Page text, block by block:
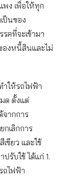
พง เพื่อให้ทุก
ป็นของ
คที่จะเข้ามา
องหนี้สินและไม่
ให้รถไฟฟ้า
ด ตั้งแต่
จากการ
เลิกการ
ขียว และใช้
รับใช้ ได้แก่ 1.
ถไฟฟ้า